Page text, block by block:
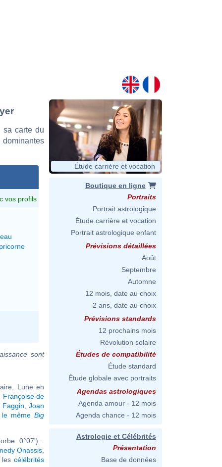
sa carte du
vos profils
sont
Lune en
Françoise de
Faggin ,Joan
le mêmeBig
0°07') :
Onassis
lescélébrités
Étude carrière et vocation
Boutique en ligne
Portraits
Portrait astrologique
Étude carrière et vocation
Portrait astrologique enfant
Prévisions détaillées
Août
Septembre
Automne
12 mois, date au choix
2 ans, date au choix
Prévisions standards
12 prochains mois
Révolution solaire
Études de compatibilité
Étude standard
Étude globale avec portraits
Agendas astrologiques
Agenda amour - 12 mois
Agenda chance - 12 mois
Astrologie et Célébrités
Présentation
Base de données